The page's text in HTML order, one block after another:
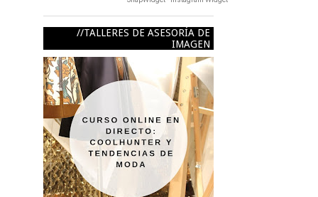
TALLERES DE ASESORÍA DE
IMAGEN